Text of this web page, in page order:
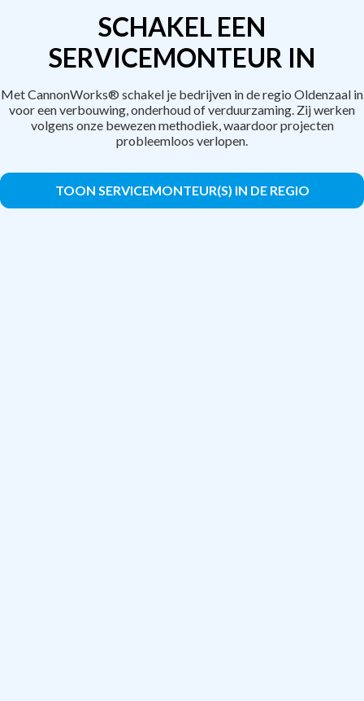
SCHAKEL EEN
SERVICEMONTEUR IN
Met CannonWorks® schakel je bedrijven in de regio Oldenzaal in
voor een verbouwing, onderhoud of verduurzaming. Zij werken
volgens onze bewezen methodiek, waardoor projecten
probleemloos verlopen.
TOON SERVICEMONTEUR(S) IN DE REGIO